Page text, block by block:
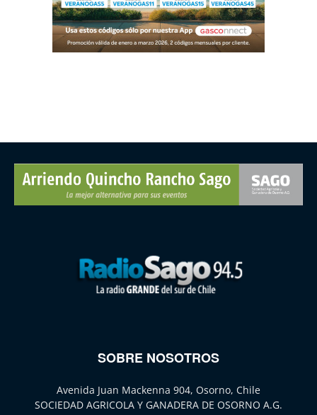
SOBRE NOSOTROS
Avenida Juan Mackenna 904, Osorno, Chile
SOCIEDAD AGRICOLA Y GANADERA DE OSORNO A.G.